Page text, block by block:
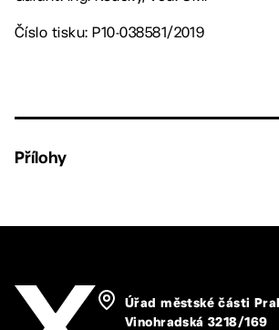
Číslo tisku: P10-038581/2019
Přílohy
Úřad městské části
Vinohradská 3218/169